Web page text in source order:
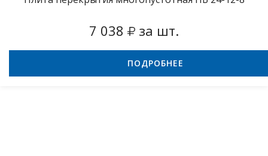
7 038 за шт.
ПОДРОБНЕЕ